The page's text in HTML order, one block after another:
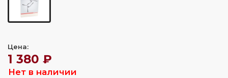
Цена:
1 380 ₽
Нет в наличии